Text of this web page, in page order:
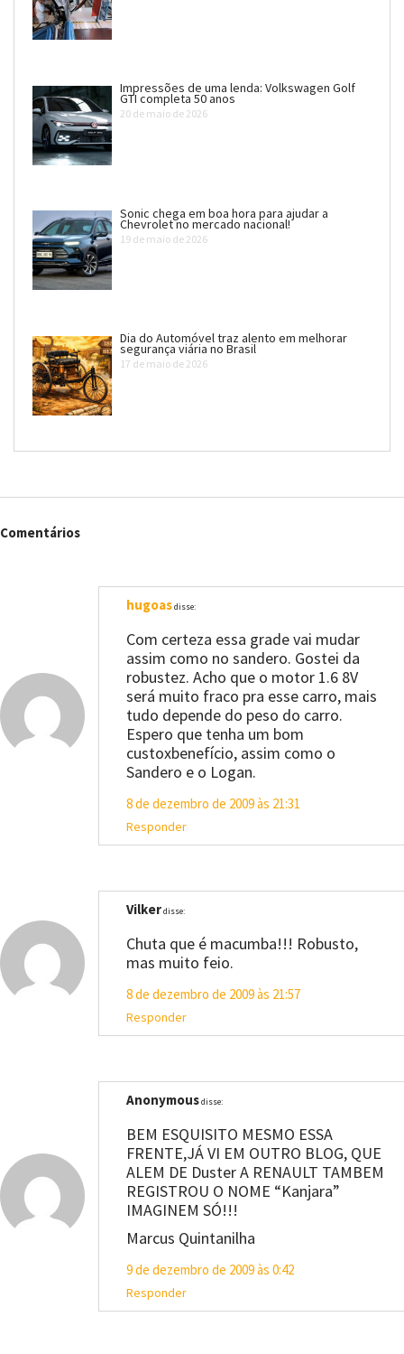
Impressões de uma lenda: Volkswagen Golf
GTI completa 50 anos
20 de maio de 2026
Sonic chega em boa hora para ajudar a
Chevrolet no mercado nacional!
19 de maio de 2026
Dia do Automóvel traz alento em melhorar
segurança viária no Brasil
17 de maio de 2026
Comentários
hugoasdisse:
Com certeza essa grade vai mudar
assim como no sandero. Gostei da
robustez. Acho que o motor 1.6 8V
será muito fraco pra esse carro, mais
tudo depende do peso do carro.
Espero que tenha um bom
custoxbenefício, assim como o
Sandero e o Logan.
8 de dezembro de 2009 às 21:31
Responder
Vilkerdisse:
Chuta que é macumba!!! Robusto,
mas muito feio.
8 de dezembro de 2009 às 21:57
Responder
Anonymousdisse:
BEM ESQUISITO MESMO ESSA
FRENTE,JÁ VI EM OUTRO BLOG, QUE
ALEM DE Duster A RENAULT TAMBEM
REGISTROU O NOME “Kanjara”
IMAGINEM SÓ!!!
Marcus Quintanilha
9 de dezembro de 2009 às 0:42
Responder